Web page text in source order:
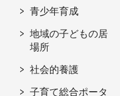
青少年育成
地域の子どもの居
場所
社会的養護
子育て総合ポータ